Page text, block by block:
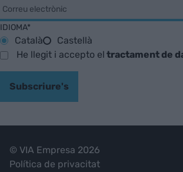
IDIOMA*
Català
Castellà
He llegit i accepto eltractament de
Subscriure's
© VIA Empresa 2026
Política de privacitat